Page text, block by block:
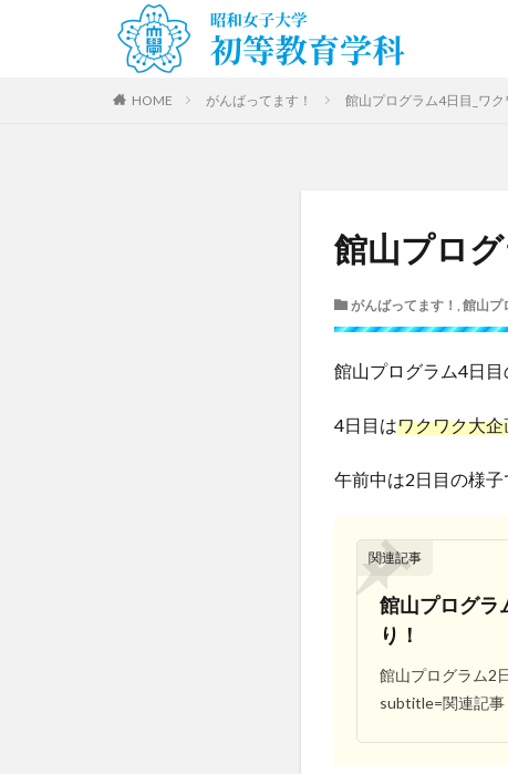
HOME がんばってます！ 館山プログラム4日目_ワク
館山プロ
がんばってます！ , 館山プ
館山プログラム4日目
4日目はワクワク大
午前中は2日目の様子
関連記事
館山プログラ
り！
館山プログラム2
subtitle=関連記